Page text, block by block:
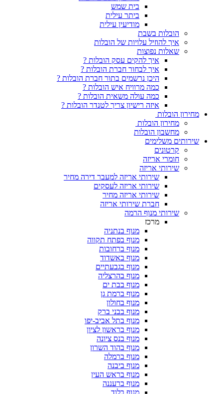
בית שמש
ביתר עילית
מודיעין עילית
הובלות בשבת
איך להוזיל עלויות של הובלות
שאלות נפוצות
איך להקים עסק הובלות ?
איך לבחור חברת הובלות ?
היכן נרשמים בתור חברת הובלות ?
כמה מרוויח איש הובלות ?
כמה עולה משאית הובלות ?
איזה רישיון צריך לטנדר הובלות ?
מחירון הובלות
מחירון הובלות
מחשבון הובלות
שירותים משלימים
קרטונים
חומרי אריזה
שירותי אריזה
שירותי אריזה למעבר דירה מחיר
שירותי אריזה לעסקים
שירותי אריזה מחיר
חברת שירותי אריזה
שירותי מנוף הרמה
מרכז
מנוף בנתניה
מנוף בפתח תקווה
מנוף ברחובות
מנוף באשדוד
מנוף בגבעתיים
מנוף בהרצליה
מנוף בבת ים
מנוף ברמת גן
מנוף בחולון
מנוף בבני ברק
מנוף בתל אביב-יפו
מנוף בראשון לציון
מנוף בנס ציונה
מנוף בהוד השרון
מנוף ברמלה
מנוף ביבנה
מנוף בראש העין
מנוף ברעננה
מנוף בלוד